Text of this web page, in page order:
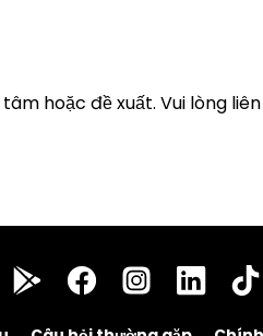
hoặc đề xuất. Vui lòng